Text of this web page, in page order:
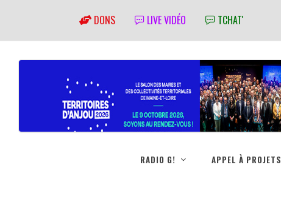
DONS LIVE VIDÉO TCHAT'
RADIO G! APPEL À PROJETS